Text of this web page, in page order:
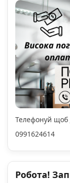
Телефонуй щоб
0991624614
Робота!